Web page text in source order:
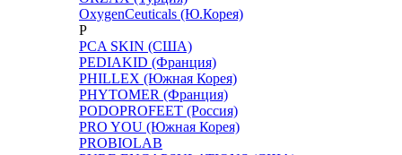
OxygenCeuticals (Ю.Корея)
P
PCA SKIN (США)
PEDIAKID (Франция)
PHILLEX (Южная Корея)
PHYTOMER (Франция)
PODOPROFEET (Россия)
PRO YOU (Южная Корея)
PROBIOLAB